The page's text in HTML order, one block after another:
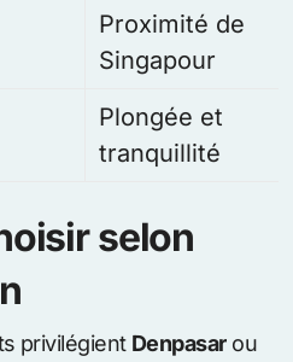
Proximité de
Singapour
Plongée et
tranquillité
selon
privilégient Denpasarou